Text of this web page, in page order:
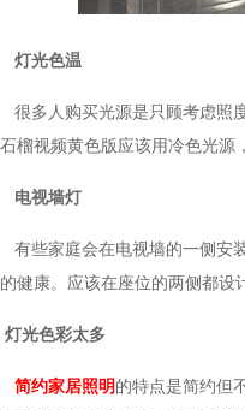
灯光色温
很多人购买光源是只顾考虑照度
石榴视频黄色版应该用冷色光源，卧
电视墙灯
有些家庭会在电视墙的一侧安装
的健康。应该在座位的两侧都设
灯光色彩太多
简约家居照明 的特点是简约但